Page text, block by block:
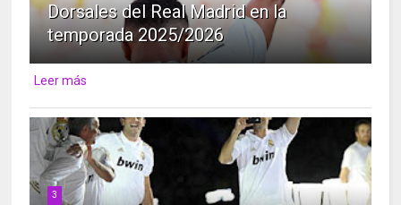
Dorsales del Real Madrid en la
temporada 2025/2026
Leer más
3